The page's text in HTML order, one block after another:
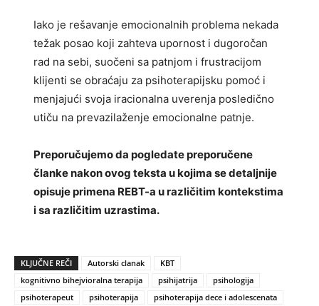
Iako je rešavanje emocionalnih problema nekada
težak posao koji zahteva upornost i dugoročan
rad na sebi, suočeni sa patnjom i frustracijom
klijenti se obraćaju za psihoterapijsku pomoć i
menjajući svoja iracionalna uverenja posledično
utiču na prevazilaženje emocionalne patnje.
Preporučujemo da pogledate preporučene
članke nakon ovog teksta u kojima se detaljnije
opisuje primena REBT-a u različitim kontekstima
i sa različitim uzrastima.
KLJUČNE REČI Autorski clanak
KBT
kognitivno bihejvioralna terapija
psihijatrija
psihologija
psihoterapeut
psihoterapija
psihoterapija dece i adolescenata